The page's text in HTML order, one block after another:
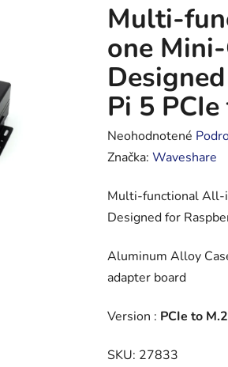
Multi-
one
Pi 5
Priemerné
hodnotenie
je
0,0
5
hviezdičiek.
Neohodnotené
Značka: Waveshare
Multi-functional All-
Designed for
Aluminum Alloy
adapter board
Version : PCIe to
SKU: 27833